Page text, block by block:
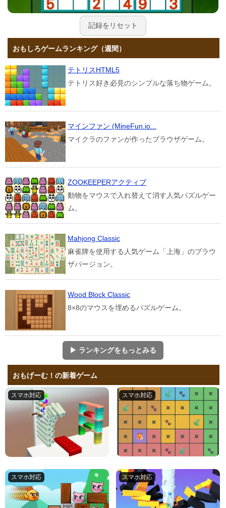
記録をリセット
おもしろゲームランキング（週間）
テトリスHTML5
テトリス好き必見のシンプルな落ち物ゲーム。
マインファン (MineFun.io...
マイクラのファンが作ったブラウザゲーム。
ZOOKEEPERアクティブ
動物をマウスで入れ替えて消す人気パズルゲー
ム。
Mahjong Classic
麻雀牌を使用する人気ゲーム「上海」のブラウ
ザバージョン。
Wood Block Classic
8×8のマウスを埋めるパズルゲーム。
▶ ランキングをもっとみる
おもげーむ！の新着ゲーム